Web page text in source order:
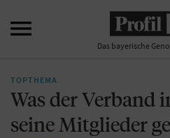

Das bayerische
TOPTHEMA
Was der Verband
seine Mitglieder